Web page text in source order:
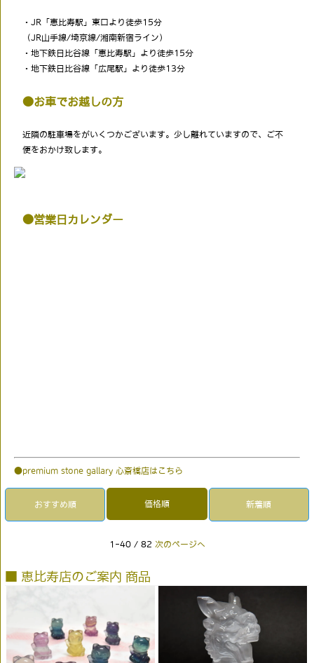
・JR「恵比寿駅」東口より徒歩15分
（JR山手線/埼京線/湘南新宿ライン）
・地下鉄日比谷線「恵比寿駅」より徒歩15分
・地下鉄日比谷線「広尾駅」より徒歩13分
●お車でお越しの方
近隣の駐車場をがいくつかございます。少し離れていますので、ご不
便をおかけ致します。
●営業日カレンダー
●premium stone gallary 心斎橋店はこちら
おすすめ順 価格順 新着順
1-40 / 82 次のページへ
■ 恵比寿店のご案内 商品